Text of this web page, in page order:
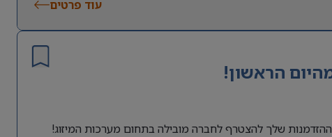
עוד פרטים
הראשון!
שלך להצטרף לחברה מובילה בתחום מערכות המיזוג!